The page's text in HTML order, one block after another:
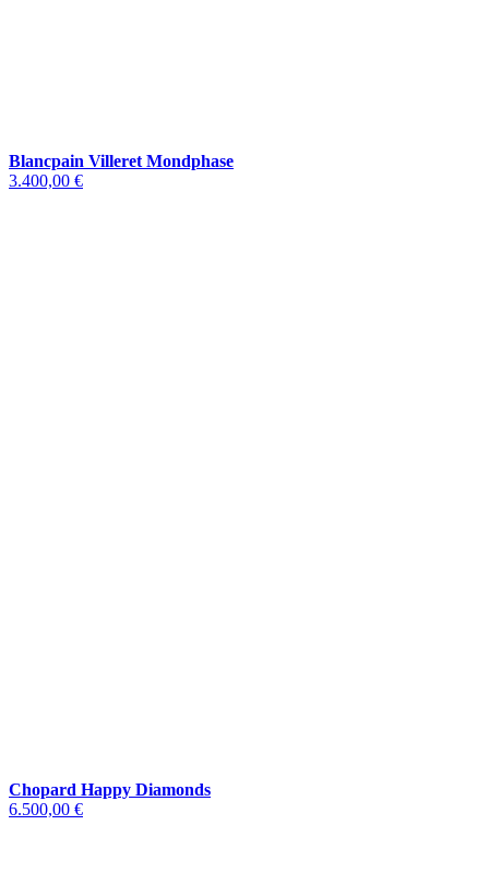
Blancpain Villeret Mondphase
3.400,00 €
Chopard Happy Diamonds
6.500,00 €